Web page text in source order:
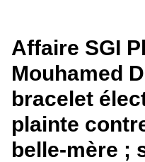
Affaire SGI
Mouhamed
bracelet
plainte
belle-mère ;